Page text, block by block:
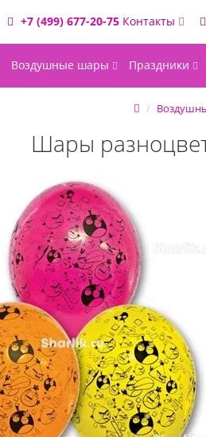
+7 (499) 677-20-75 Контакты
Воздушные шары Праздники
Шары